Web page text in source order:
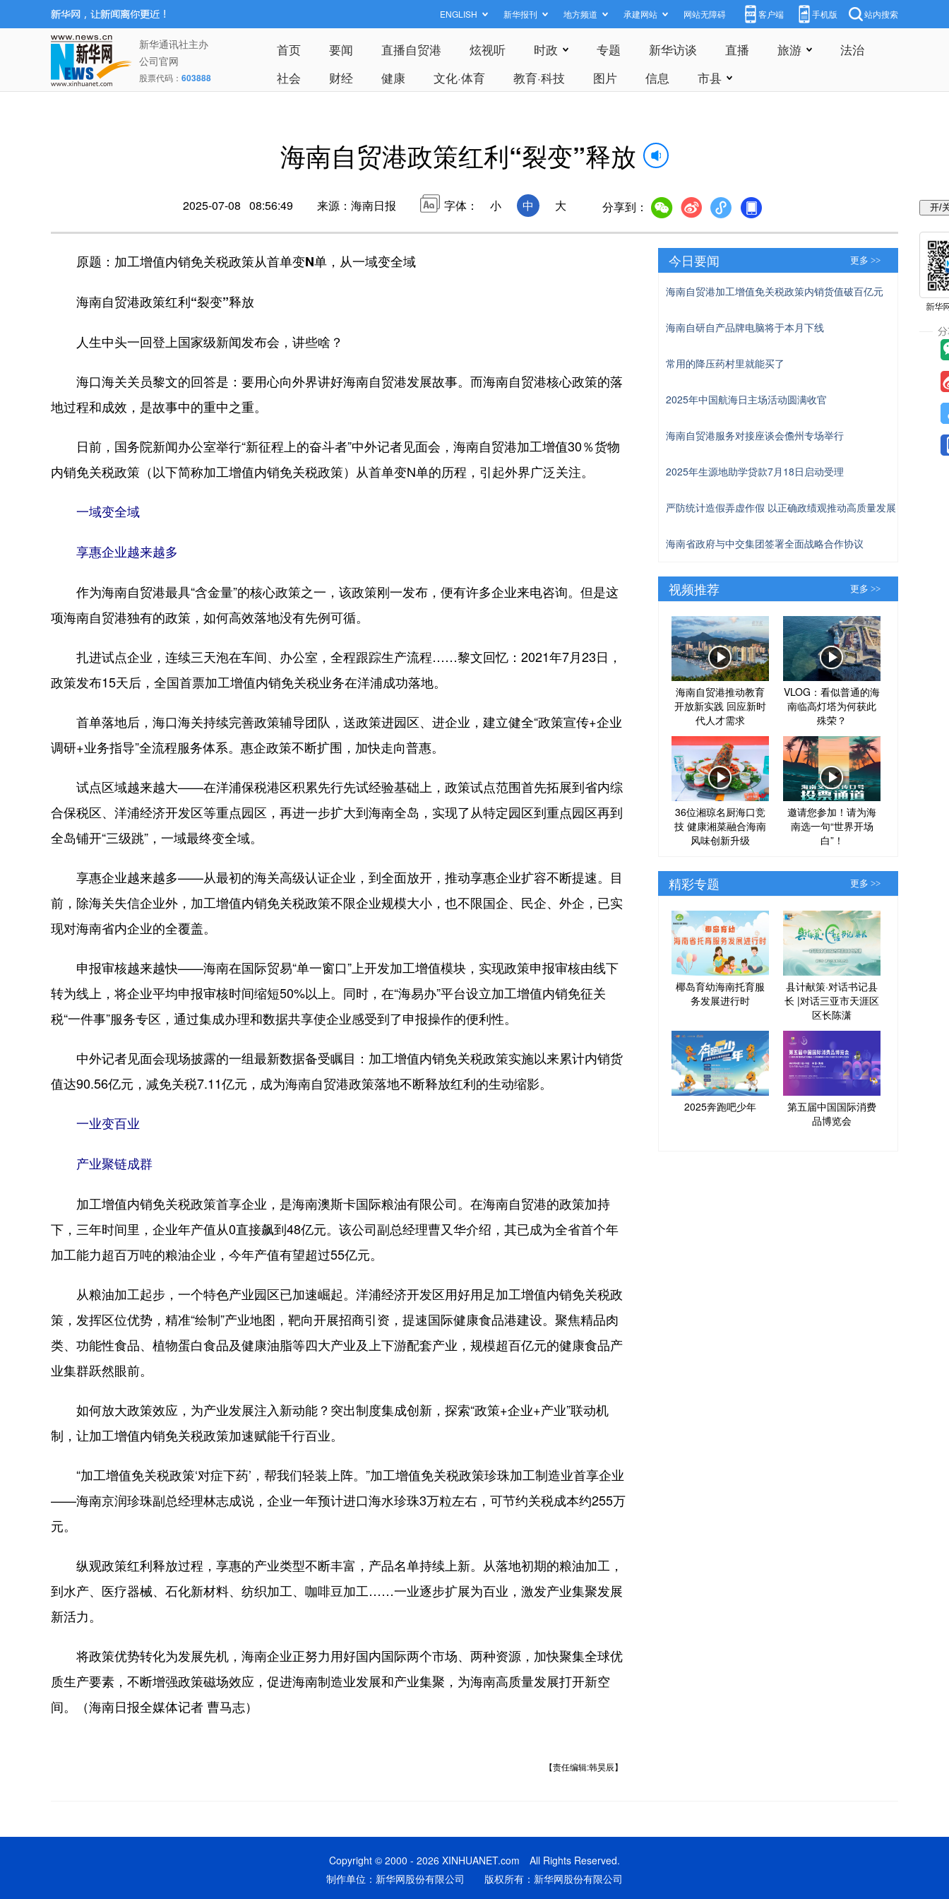
ENGLISH 新华报刊 地方频道 承建网站 网站无障碍 客户端 手机版 站内搜索
新华通讯社主办
公司官网
股票代码： 603888
首页 要闻 直播自贸港 炫视听 时政 专题 新华访谈 直播 旅游
法治
社会
财经 健康 文化·体育 教育·科技 图片 信息 市县
海南自贸港政策红利“裂变”释放
2025-07-08 08:56:49 来源：海南日报 字体： 小 中 大 分享到：
原题：加工增值内销免关税政策从首单变N单，从一域变全域
海南自贸港政策红利“裂变”释放
人生中头一回登上国家级新闻发布会，讲些啥？
海口海关关员黎文的回答是：要用心向外界讲好海南自贸港发展故事。而海南自贸港核心政策的落
地过程和成效，是故事中的重中之重。
日前，国务院新闻办公室举行“新征程上的奋斗者”中外记者见面会，海南自贸港加工增值30％货物
内销免关税政策（以下简称加工增值内销免关税政策）从首单变N单的历程，引起外界广泛关注。
一域变全域
享惠企业越来越多
作为海南自贸港最具“含金量”的核心政策之一，该政策刚一发布，便有许多企业来电咨询。但是这
项海南自贸港独有的政策，如何高效落地没有先例可循。
扎进试点企业，连续三天泡在车间、办公室，全程跟踪生产流程……黎文回忆：2021年7月23日，
政策发布15天后，全国首票加工增值内销免关税业务在洋浦成功落地。
首单落地后，海口海关持续完善政策辅导团队，送政策进园区、进企业，建立健全“政策宣传+企业
调研+业务指导”全流程服务体系。惠企政策不断扩围，加快走向普惠。
试点区域越来越大——在洋浦保税港区积累先行先试经验基础上，政策试点范围首先拓展到省内综
合保税区、洋浦经济开发区等重点园区，再进一步扩大到海南全岛，实现了从特定园区到重点园区再到
全岛铺开“三级跳”，一域最终变全域。
享惠企业越来越多——从最初的海关高级认证企业，到全面放开，推动享惠企业扩容不断提速。目
前，除海关失信企业外，加工增值内销免关税政策不限企业规模大小，也不限国企、民企、外企，已实
现对海南省内企业的全覆盖。
申报审核越来越快——海南在国际贸易“单一窗口”上开发加工增值模块，实现政策申报审核由线下
转为线上，将企业平均申报审核时间缩短50%以上。同时，在“海易办”平台设立加工增值内销免征关
税“一件事”服务专区，通过集成办理和数据共享使企业感受到了申报操作的便利性。
中外记者见面会现场披露的一组最新数据备受瞩目：加工增值内销免关税政策实施以来累计内销货
值达90.56亿元，减免关税7.11亿元，成为海南自贸港政策落地不断释放红利的生动缩影。
一业变百业
产业聚链成群
加工增值内销免关税政策首享企业，是海南澳斯卡国际粮油有限公司。在海南自贸港的政策加持
下，三年时间里，企业年产值从0直接飙到48亿元。该公司副总经理曹又华介绍，其已成为全省首个年
加工能力超百万吨的粮油企业，今年产值有望超过55亿元。
从粮油加工起步，一个特色产业园区已加速崛起。洋浦经济开发区用好用足加工增值内销免关税政
策，发挥区位优势，精准“绘制”产业地图，靶向开展招商引资，提速国际健康食品港建设。聚焦精品肉
类、功能性食品、植物蛋白食品及健康油脂等四大产业及上下游配套产业，规模超百亿元的健康食品产
业集群跃然眼前。
如何放大政策效应，为产业发展注入新动能？突出制度集成创新，探索“政策+企业+产业”联动机
制，让加工增值内销免关税政策加速赋能千行百业。
“加工增值免关税政策‘对症下药’，帮我们轻装上阵。”加工增值免关税政策珍珠加工制造业首享企业
——海南京润珍珠副总经理林志成说，企业一年预计进口海水珍珠3万粒左右，可节约关税成本约255万
元。
纵观政策红利释放过程，享惠的产业类型不断丰富，产品名单持续上新。从落地初期的粮油加工，
到水产、医疗器械、石化新材料、纺织加工、咖啡豆加工……一业逐步扩展为百业，激发产业集聚发展
新活力。
将政策优势转化为发展先机，海南企业正努力用好国内国际两个市场、两种资源，加快聚集全球优
质生产要素，不断增强政策磁场效应，促进海南制造业发展和产业集聚，为海南高质量发展打开新空
间。（海南日报全媒体记者 曹马志）
【责任编辑:韩昊辰】
今日要闻 更多 >>
海南自贸港加工增值免关税政策内销货值破百亿元
海南自研自产品牌电脑将于本月下线
常用的降压药村里就能买了
2025年中国航海日主场活动圆满收官
海南自贸港服务对接座谈会儋州专场举行
2025年生源地助学贷款7月18日启动受理
严防统计造假弄虚作假 以正确政绩观推动高质量发展
海南省政府与中交集团签署全面战略合作协议
视频推荐 更多 >>
海南自贸港推动教育
开放新实践 回应新时
代人才需求
VLOG：看似普通的海
南临高灯塔为何获此
殊荣？
36位湘琼名厨海口竞
技 健康湘菜融合海南
风味创新升级
邀请您参加！请为海
南选一句“世界开场
白”！
精彩专题 更多 >>
椰岛育幼海南托育服
务发展进行时
县计献策·对话书记县
长 |对话三亚市天涯区
区长陈潇
2025奔跑吧少年
第五届中国国际消费
品博览会
Copyright © 2000 - 2026 XINHUANET.com All Rights Reserved.
制作单位：新华网股份有限公司 版权所有：新华网股份有限公司